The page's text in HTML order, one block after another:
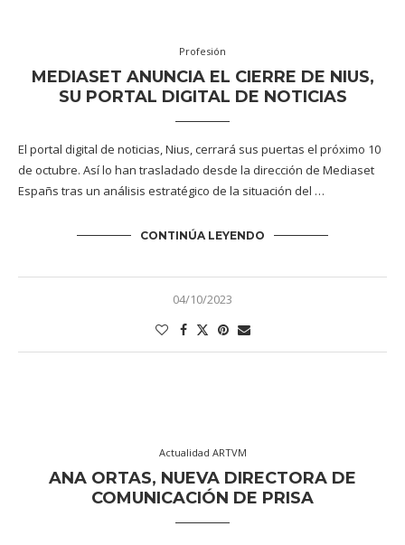
Profesión
MEDIASET ANUNCIA EL CIERRE DE NIUS,
SU PORTAL DIGITAL DE NOTICIAS
El portal digital de noticias, Nius, cerrará sus puertas el próximo 10
de octubre. Así lo han trasladado desde la dirección de Mediaset
Españs tras un análisis estratégico de la situación del …
CONTINÚA LEYENDO
04/10/2023
Actualidad ARTVM
ANA ORTAS, NUEVA DIRECTORA DE
COMUNICACIÓN DE PRISA